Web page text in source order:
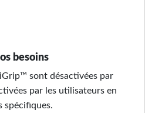
besoins
sont désactivées par
par les utilisateurs en
spécifiques.